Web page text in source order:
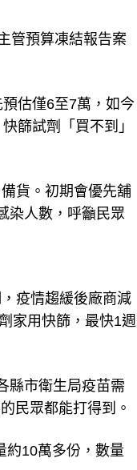
管預算凍結報告案
估僅6至7萬，如今
篩試劑「買不到」
貨。初期會優先舖
染人數，呼籲民眾
疫情趨緩後廠商減
家用快篩，最快1週
縣市衛生局疫苗需
民眾都能打得到。
約10萬多份，數量